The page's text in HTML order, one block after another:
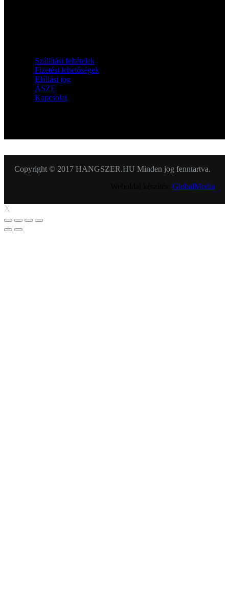
Szállítási feltételek
Fizetési lehetőségek
Elállási jog
ÁSZF
Kapcsolat
Copyright © 2017 HANGSZER.HU Minden jog fenntartva.
GlobalMedia
X